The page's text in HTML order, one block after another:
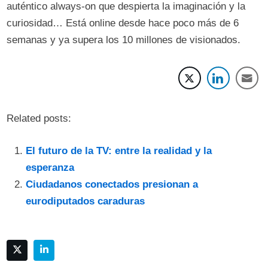
auténtico always-on que despierta la imaginación y la
curiosidad… Está online desde hace poco más de 6
semanas y ya supera los 10 millones de visionados.
Related posts:
El futuro de la TV: entre la realidad y la
esperanza
Ciudadanos conectados presionan a
eurodiputados caraduras